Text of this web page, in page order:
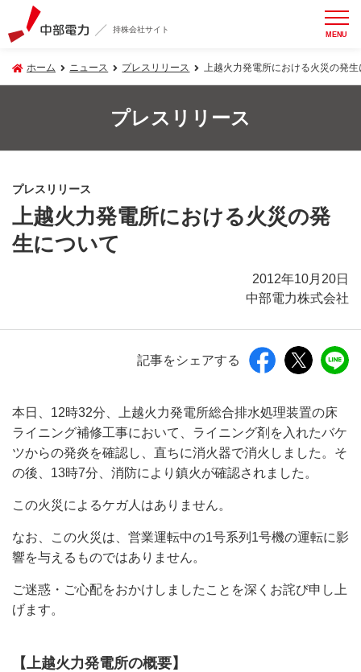
持株会社サイト MENU
ホーム ニュース プレスリリース 上越火力発電所における火災の発生
プレスリリース
プレスリリース
上越火力発電所における火災の発
生について
2012年10月20日
中部電力株式会社
記事をシェアする
本日、12時32分、上越火力発電所総合排水処理装置の床
ライニング補修工事において、ライニング剤を入れたバケ
ツからの発炎を確認し、直ちに消火器で消火しました。そ
の後、13時7分、消防により鎮火が確認されました。
この火災によるケガ人はありません。
なお、この火災は、営業運転中の1号系列1号機の運転に影
響を与えるものではありません。
ご迷惑・ご心配をおかけしましたことを深くお詫び申し上
げます。
【上越火力発電所の概要】